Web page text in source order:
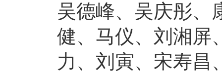
吴德峰、吴庆彤、
健、马仪、刘湘屏
力、刘寅、宋寿昌